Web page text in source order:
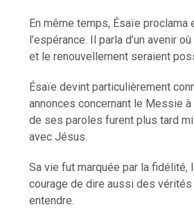
En même temps, Ésaïe proclama
l’espérance. Il parla d’un avenir
et le renouvellement seraient
Ésaïe devint particulièrement
annonces concernant le Messie à
de ses paroles furent plus tard
avec Jésus.
Sa vie fut marquée par la fidélité,
courage de dire aussi des
entendre.